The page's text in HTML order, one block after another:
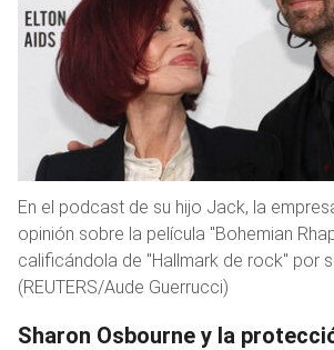
En el podcast de su hijo Jack, la
opinión sobre la película "Bohemian
calificándola de "Hallmark de rock" por
(REUTERS/Aude Guerrucci)
Sharon Osbourne y la